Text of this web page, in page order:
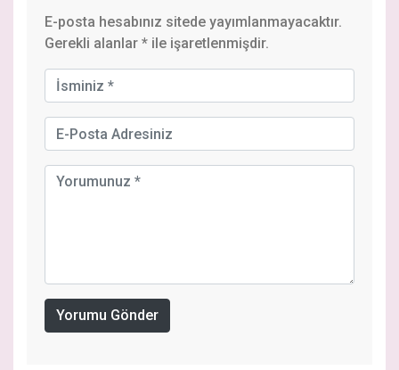
E-posta hesabınız sitede yayımlanmayacaktır.
Gerekli alanlar * ile işaretlenmişdir.
Yorumu Gönder